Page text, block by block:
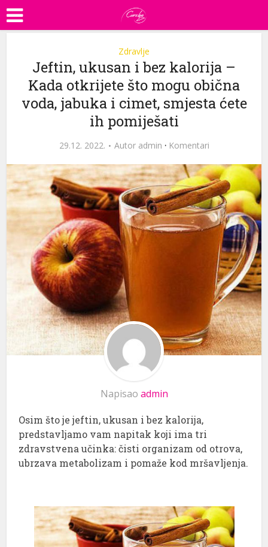
Zdravlje
Jeftin, ukusan i bez kalorija –
Kada otkrijete što mogu obična
voda, jabuka i cimet, smjesta ćete
ih pomiješati
29.12. 2022. Autor admin · Komentari
Napisao admin
Osim što je jeftin, ukusan i bez kalorija,
predstavljamo vam napitak koji ima tri
zdravstvena učinka: čisti organizam od otrova,
ubrzava metabolizam i pomaže kod mršavljenja.